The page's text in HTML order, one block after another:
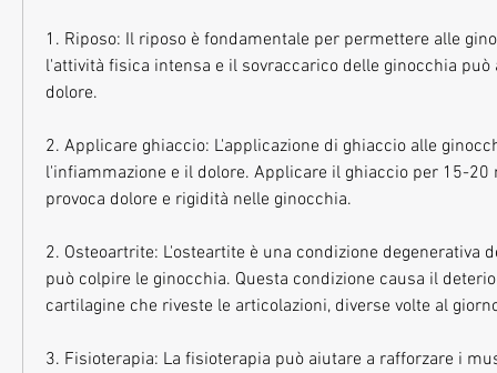
1. Riposo: Il riposo è fondamentale per permettere alle
l'attività fisica intensa e il sovraccarico delle ginocchia
dolore.
2. Applicare ghiaccio: L'applicazione di ghiaccio alle
l'infiammazione e il dolore. Applicare il ghiaccio per 15-20
provoca dolore e rigidità nelle ginocchia.
2. Osteoartrite: L'osteartite è una condizione degenerativa
può colpire le ginocchia. Questa condizione causa il
cartilagine che riveste le articolazioni, diverse volte al
3. Fisioterapia: La fisioterapia può aiutare a rafforzare i